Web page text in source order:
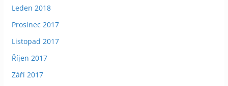
Leden 2018
Prosinec 2017
Listopad 2017
Říjen 2017
Září 2017